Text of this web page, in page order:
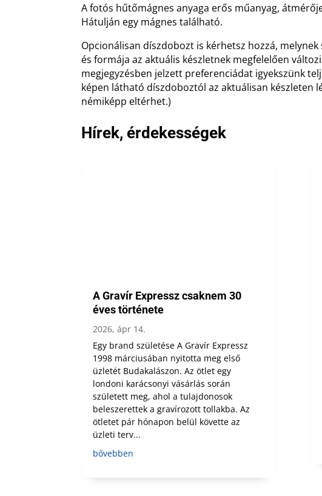
A fotós hűtőmágnes anyaga erős műanyag,
Hátulján egy mágnes található.
Opcionálisan díszdobozt is kérhetsz hozzá, melynek
és formája az aktuális készletnek megfelelően
megjegyzésben jelzett preferenciádat igyekszünk
képen látható díszdoboztól az aktuálisan készleten
némiképp eltérhet.)
Hírek, érdekességek
A Gravír Expressz csaknem 30
éves története
2026, ápr 14.
Egy brand születése A Gravír Expressz
1998 márciusában nyitotta meg első
üzletét Budakalászon. Az ötlet egy
londoni karácsonyi vásárlás során
született meg, ahol a tulajdonosok
beleszerettek a gravírozott tollakba. Az
ötletet pár hónapon belül követte az
üzleti terv...
bővebben